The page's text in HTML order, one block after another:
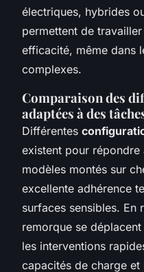
électriques, hybrides
permettent de
efficacité, même dans
complexes.
Comparaison des
adaptées à des
Différentes
existent pour répondre
modèles montés sur
excellente adhérence
surfaces sensibles. En
remorque se
les interventions
capacités de charge